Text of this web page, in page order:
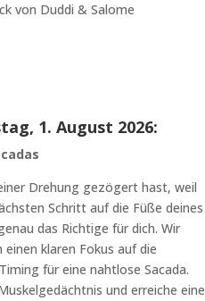
von Duddi & Salome
1. August 2026:
Drehung gezögert hast, weil
Schritt auf die Füße deines
das Richtige für dich. Wir
klaren Fokus auf die
für eine nahtlose Sacada.
und erreiche eine